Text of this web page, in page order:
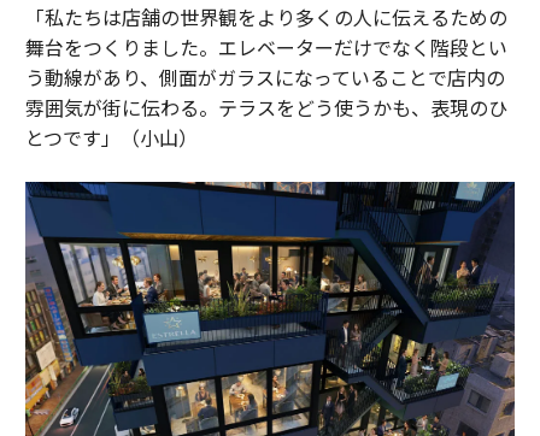
「私たちは店舗の世界観をより多くの人に伝えるための
舞台をつくりました。エレベーターだけでなく階段とい
う動線があり、側面がガラスになっていることで店内の
雰囲気が街に伝わる。テラスをどう使うかも、表現のひ
とつです」（小山）